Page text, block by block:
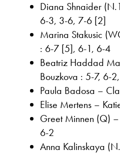
Diana Shnaider
6-3, 3-6, 7-6 [2]
Marina Stakusic
: 6-7 [5], 6-1, 6-4
Beatriz Haddad
Bouzkova : 5-7, 6-
Paula Badosa –
Elise Mertens –
Greet Minnen (Q)
6-2
Anna Kalinskaya